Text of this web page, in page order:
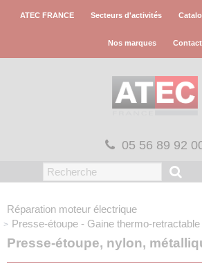
ATEC FRANCE Secteurs d'activités
Nos marques Contact
05 56 89 92
Réparation moteur électrique
Presse-étoupe - Gaine thermo-retractable
Presse-étoupe, nylon,